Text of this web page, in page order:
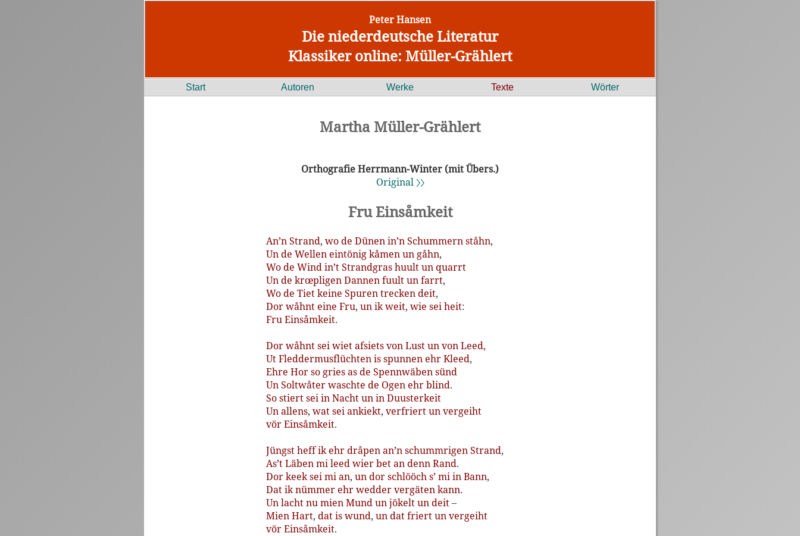
Peter Hansen
Die niederdeutsche Literatur
Klassiker online: Müller-Grählert
Start Autoren Werke Texte Wörter
Martha Müller-Grählert
Orthografie Herrmann-Winter (mit Übers.)
Original 〉〉
Fru Einsåmkeit
An’nStrand, wode Dünenin’nSchummernståhn,
Unde Wellen eintönigkåmenungåhn,
Wode Windin’tStrandgrashuultunquarrt
Unde krœpligenDannenfuultunfarrt,
Wode Tietkeine Spurentreckendeit,
Dorwåhnt eine Fru, unikweit, wie seiheit:
FruEinsåmkeit.
DorwåhntseiwietafsietsvonLustunvonLeed,
UtFleddermusflüchtenisspunnen ehrKleed,
Ehre Horsogriesasde Spennwäbensünd
UnSoltwåterwaschte de Ogen ehrblind.
SostiertseiinNachtuninDuusterkeit
Unallens, watseiankiekt, verfriertunvergeiht
vörEinsåmkeit.
Jüngstheffik ehrdråpenan’nschummrigenStrand,
As’tLäbenmileedwierbetandennRand.
Dorkeekseimian, undorschlööchs’ miinBann,
Datiknümmer ehrweddervergätenkann.
UnlachtnumienMundunjökeltundeit–
MienHart, datiswund, undatfriertunvergeiht
vörEinsåmkeit.